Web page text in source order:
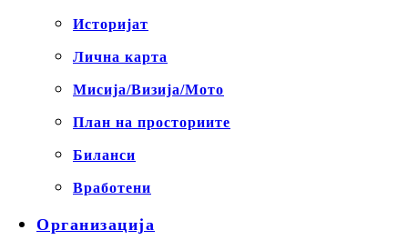
Историјат
Лична карта
Мисија/Визија/Мото
План на просториите
Биланси
Вработени
Организација